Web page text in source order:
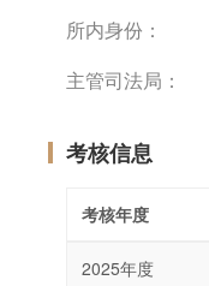
所内身份：
主管司法局：
考核信息
考核年度
2025年度